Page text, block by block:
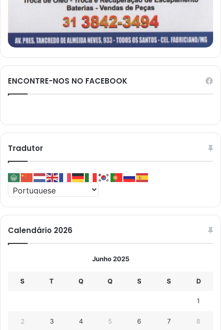
ENCONTRE-NOS NO FACEBOOK
Tradutor
Calendário 2026
Junho 2025
S T Q Q S S D
1
2 3 4 5 6 7 8